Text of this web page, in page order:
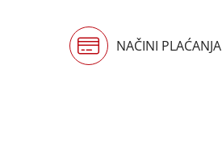
NAČINI PLAĆANJA